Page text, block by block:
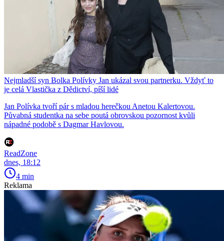
Nejmladší syn Bolka Polívky Jan ukázal svou partnerku. Vždyť to
je celá Vlastička z Dědictví, píší lidé
Jan Polívka tvoří pár s mladou herečkou Anetou Kalertovou.
Půvabná studentka na sebe poutá obrovskou pozornost kvůli
nápadné podobě s Dagmar Havlovou.
ReadZone
dnes, 18:12
4 min
Reklama